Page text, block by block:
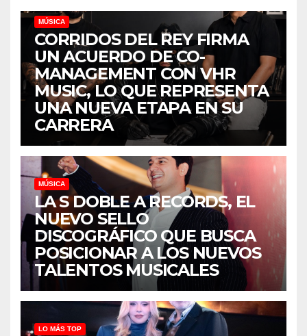
MÚSICA
CORRIDOS DEL REY FIRMA
UN ACUERDO DE CO-
MANAGEMENT CON VHR
MUSIC, LO QUE REPRESENTA
UNA NUEVA ETAPA EN SU
CARRERA
MÚSICA
LA S DOBLE A RECORDS, EL
NUEVO SELLO
DISCOGRÁFICO QUE BUSCA
POSICIONAR A LOS NUEVOS
TALENTOS MUSICALES
LO MÁS TOP